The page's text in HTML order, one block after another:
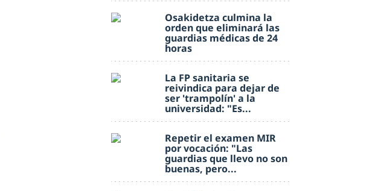
Osakidetza culmina la
orden que eliminará las
guardias médicas de 24
horas
La FP sanitaria se
reivindica para dejar de
ser 'trampolín' a la
universidad: "Es...
Repetir el examen MIR
por vocación: "Las
guardias que llevo no son
buenas, pero...